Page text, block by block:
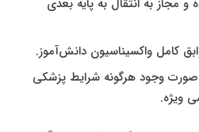
مجاز به انتقال به پایه بعدی
کامل واکسیناسیون دانش‌آموز.
وجود هرگونه شرایط پزشکی
ویژه.